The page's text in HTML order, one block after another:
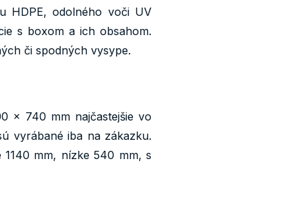
HDPE, odolného voči UV
s boxom a ich obsahom.
či spodných vysype.
x 740 mm najčastejšie vo
vyrábané iba na zákazku.
mm, nízke 540 mm, s